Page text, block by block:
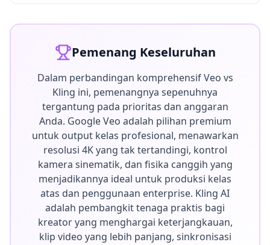
Pemenang Keseluruhan
Dalam perbandingan komprehensif Veo vs
Kling ini, pemenangnya sepenuhnya
tergantung pada prioritas dan anggaran
Anda. Google Veo adalah pilihan premium
untuk output kelas profesional, menawarkan
resolusi 4K yang tak tertandingi, kontrol
kamera sinematik, dan fisika canggih yang
menjadikannya ideal untuk produksi kelas
atas dan penggunaan enterprise. Kling AI
adalah pembangkit tenaga praktis bagi
kreator yang menghargai keterjangkauan,
klip video yang lebih panjang, sinkronisasi